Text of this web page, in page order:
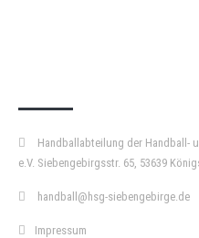
Handballabteilung der Handball-
e.V. Siebengebirgsstr. 65, 53639
handball@hsg-siebengebirge.de
Impressum